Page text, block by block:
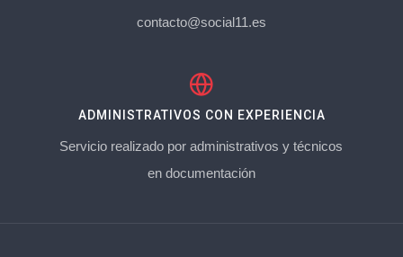
contacto@social11.es
ADMINISTRATIVOS CON EXPERIENCIA
Servicio realizado por administrativos y técnicos
en documentación